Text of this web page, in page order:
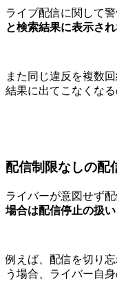
ライブ配信に関して警
と検索結果に表示され
また同じ違反を複数
結果に出てこなくなる
配信制限なしの配
ライバーが意図せず配
場合は配信停止の扱
例えば、配信を切り
う場合、ライバー自